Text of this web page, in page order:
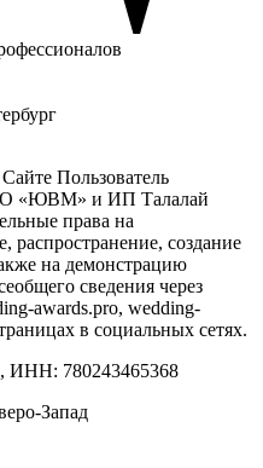
Пользователь
«ЮВМ» и ИП Талалай
права на
распространение, создание
на демонстрацию
сведения через
awards.pro, wedding-
в социальных сетях.
ИНН: 780243465368
Запад